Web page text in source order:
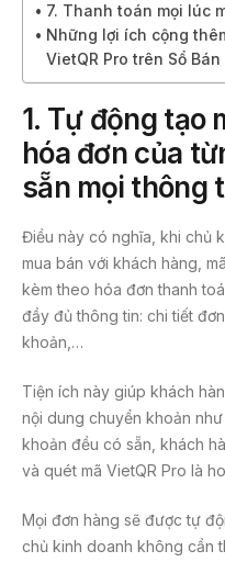
7. Thanh toán mọi lúc
Những lợi ích cộng
VietQR Pro trên Sổ Bán
1. Tự động tạo
hóa đơn của
sẵn mọi thông
Điều này có nghĩa, khi chủ
mua bán với khách hàng,
kèm theo hóa đơn thanh
đầy đủ thông tin: chi tiết
khoản,…
Tiện ích này giúp khách
nội dung chuyển khoản
khoản đều có sẵn, khách
và quét mã VietQR Pro là
Mọi đơn hàng sẽ được tự
chủ kinh doanh không cần